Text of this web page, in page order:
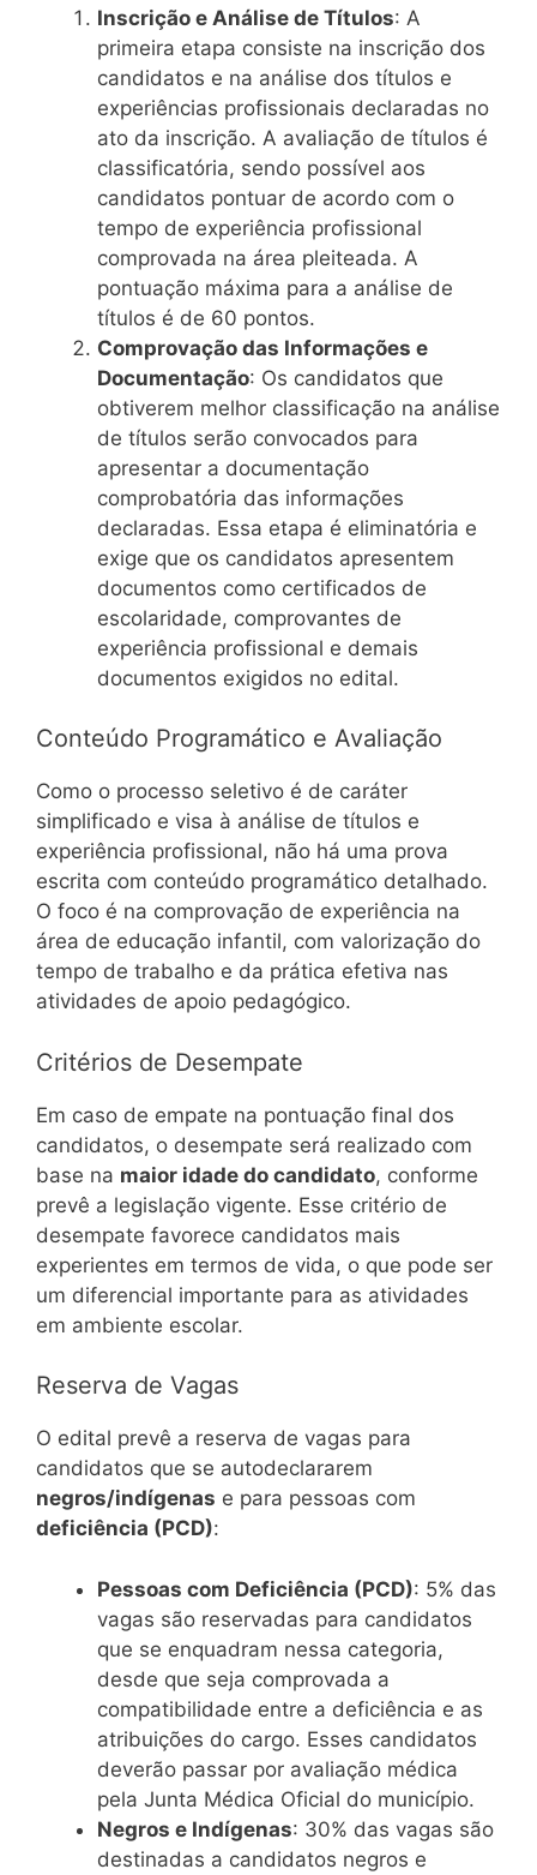
Inscrição e Análise de Títulos: A
primeira etapa consiste na inscrição dos
candidatos e na análise dos títulos e
experiências profissionais declaradas no
ato da inscrição. A avaliação de títulos é
classificatória, sendo possível aos
candidatos pontuar de acordo com o
tempo de experiência profissional
comprovada na área pleiteada. A
pontuação máxima para a análise de
títulos é de 60 pontos.
Comprovação das Informações e
Documentação: Os candidatos que
obtiverem melhor classificação na análise
de títulos serão convocados para
apresentar a documentação
comprobatória das informações
declaradas. Essa etapa é eliminatória e
exige que os candidatos apresentem
documentos como certificados de
escolaridade, comprovantes de
experiência profissional e demais
documentos exigidos no edital.
Conteúdo Programático e Avaliação
Como o processo seletivo é de caráter
simplificado e visa à análise de títulos e
experiência profissional, não há uma prova
escrita com conteúdo programático detalhado.
O foco é na comprovação de experiência na
área de educação infantil, com valorização do
tempo de trabalho e da prática efetiva nas
atividades de apoio pedagógico.
Critérios de Desempate
Em caso de empate na pontuação final dos
candidatos, o desempate será realizado com
base na maior idade do candidato, conforme
prevê a legislação vigente. Esse critério de
desempate favorece candidatos mais
experientes em termos de vida, o que pode ser
um diferencial importante para as atividades
em ambiente escolar.
Reserva de Vagas
O edital prevê a reserva de vagas para
candidatos que se autodeclararem
negros/indígenas e para pessoas com
deficiência (PCD):
Pessoas com Deficiência (PCD): 5% das
vagas são reservadas para candidatos
que se enquadram nessa categoria,
desde que seja comprovada a
compatibilidade entre a deficiência e as
atribuições do cargo. Esses candidatos
deverão passar por avaliação médica
pela Junta Médica Oficial do município.
Negros e Indígenas: 30% das vagas são
destinadas a candidatos negros e